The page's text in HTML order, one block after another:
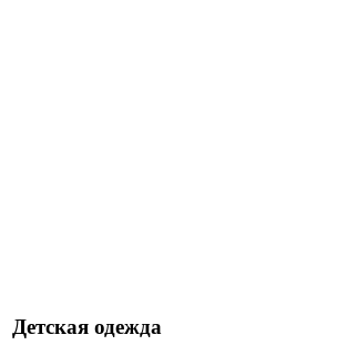
Детская одежда